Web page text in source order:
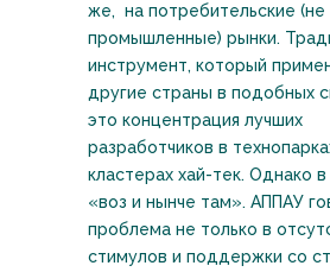
же, на потребительские (не
промышленные) рынки.
инструмент, который
другие страны в подобных
это концентрация лучших
разработчиков в
кластерах хай-тек. Однако
«воз и нынче там». АППАУ
проблема не только в
стимулов и поддержки со